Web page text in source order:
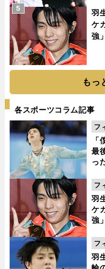
羽
ケ
強
5
もっ
各スポーツコラム記事
「
最
っ
フ
羽
ケ
強
フ
羽
フ